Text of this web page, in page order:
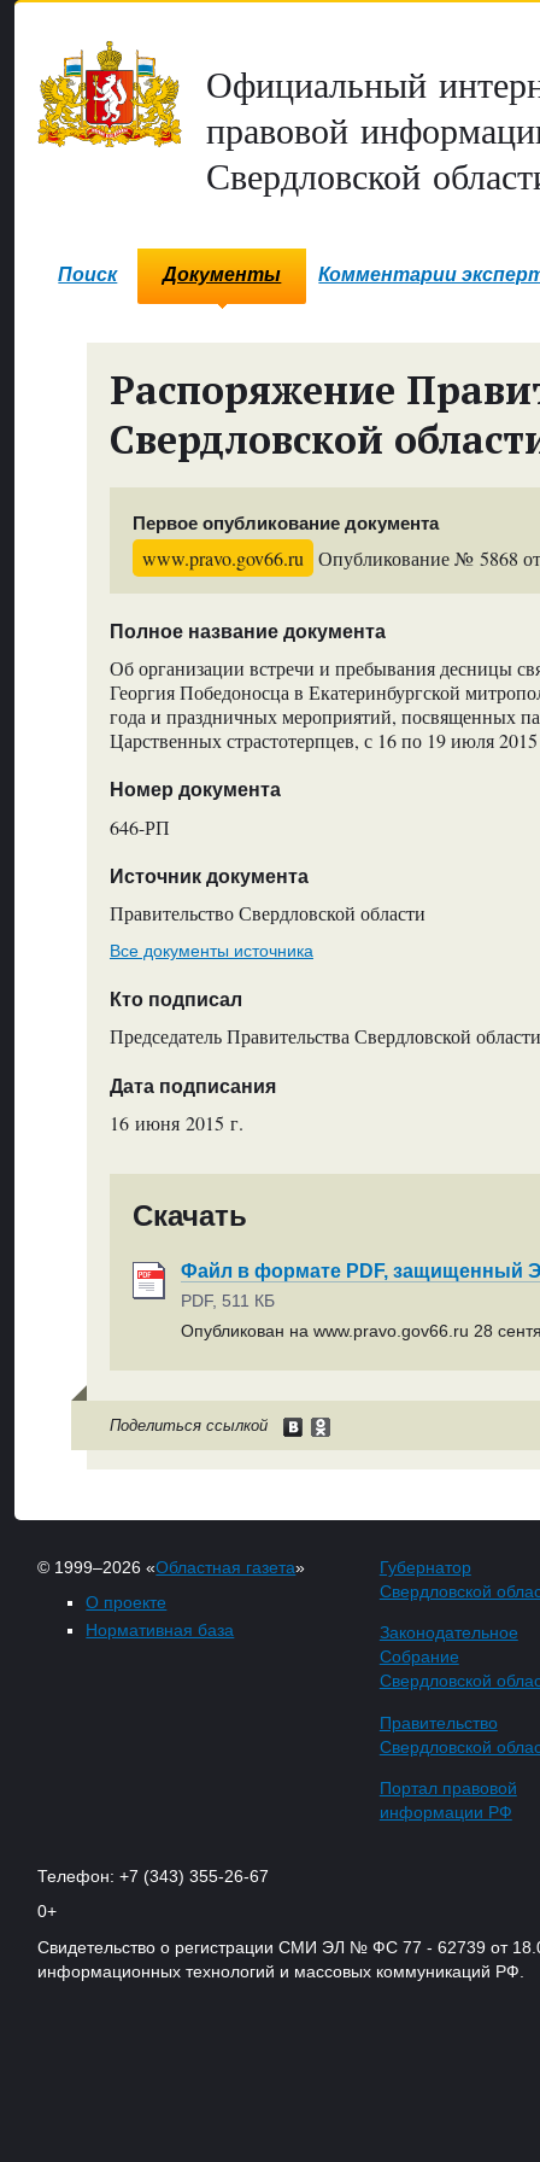
Официальный
правовой
Свердловской
Поиск Документы Комментарии
Распоряжение
Свердловской
Первое опубликование документа
www.pravo.gov66.ru Опубликование № 5868
Полное название документа
Об организации встречи и пребывания десницы
Георгия Победоносца в Екатеринбургской
года и праздничных мероприятий, посвященных
Царственных страстотерпцев, с 16 по 19 июля 2015
Номер документа
646-РП
Источник документа
Правительство Свердловской области
Все документы источника
Кто подписал
Председатель Правительства Свердловской
Дата подписания
16 июня 2015 г.
Скачать
Файл в формате PDF, защищенный
PDF, 511 КБ
Опубликован на www.pravo.gov66.ru 28
Поделиться ссылкой
© 1999–2026 «Областная газета»
О проекте
Нормативная база
Губернатор
Свердловской
Законодательное
Собрание
Свердловской
Правительство
Свердловской
Портал правовой
информации РФ
Телефон: +7 (343) 355-26-67
0+
Свидетельство о регистрации СМИ ЭЛ № ФС 77 - 62739 от
информационных технологий и массовых коммуникаций РФ.